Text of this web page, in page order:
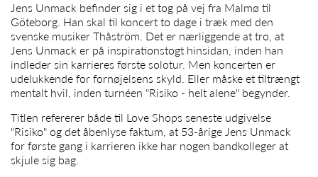
Jens Unmack befinder sig i et tog på vej fra Malmø til
Göteborg. Han skal til koncert to dage i træk med den
svenske musiker Thåström. Det er nærliggende at tro, at
Jens Unmack er på inspirationstogt hinsidan, inden han
indleder sin karrieres første solotur. Men koncerten er
udelukkende for fornøjelsens skyld. Eller måske et tiltrængt
mentalt hvil, inden turnéen "Risiko - helt alene" begynder.
Titlen refererer både til Love Shops seneste udgivelse
"Risiko" og det åbenlyse faktum, at 53-årige Jens Unmack
for første gang i karrieren ikke har nogen bandkolleger at
skjule sig bag.